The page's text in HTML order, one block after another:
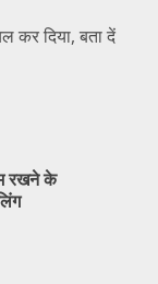
कर दिया, बता दें
रखने के